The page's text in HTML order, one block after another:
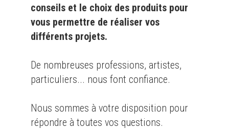
conseils et le choix des produits pour
vous permettre de réaliser vos
différents projets.
De nombreuses professions, artistes,
particuliers... nous font confiance.
Nous sommes à votre disposition pour
répondre à toutes vos questions.